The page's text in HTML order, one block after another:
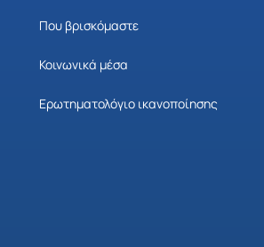
Που βρισκόμαστε
Κοινωνικά μέσα
Ερωτηματολόγιο ικανοποίησης